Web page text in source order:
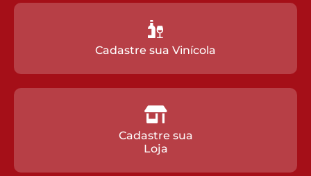
Cadastre sua Vinícola
Cadastre sua
Loja